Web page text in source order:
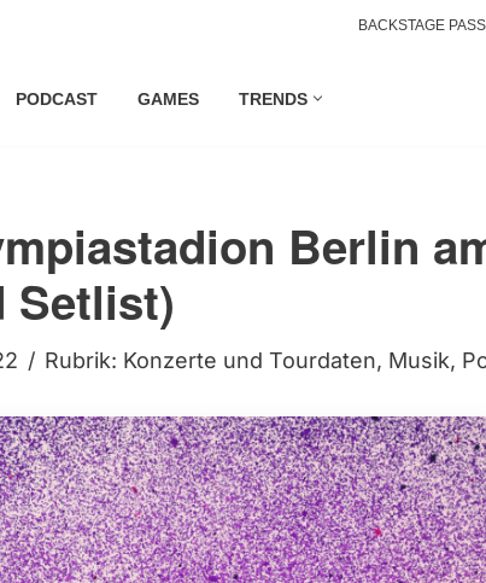
BACKSTAGE PASS
PODCAST GAMES TRENDS
Berlin
Setlist)
Rubrik: Konzerte und Tourdaten, Musik,